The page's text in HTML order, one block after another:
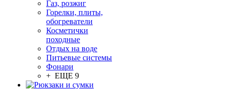
Газ, розжиг
Горелки, плиты,
обогреватели
Косметички
походные
Отдых на воде
Питьевые системы
Фонари
+ ЕЩЕ 9